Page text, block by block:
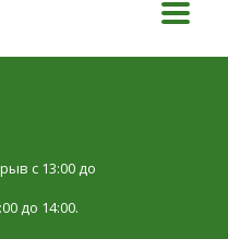
с 13:00 до
до 14:00.